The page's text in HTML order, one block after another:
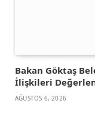
Bakan Göktaş
İlişkileri
AĞUSTOS 6, 2026